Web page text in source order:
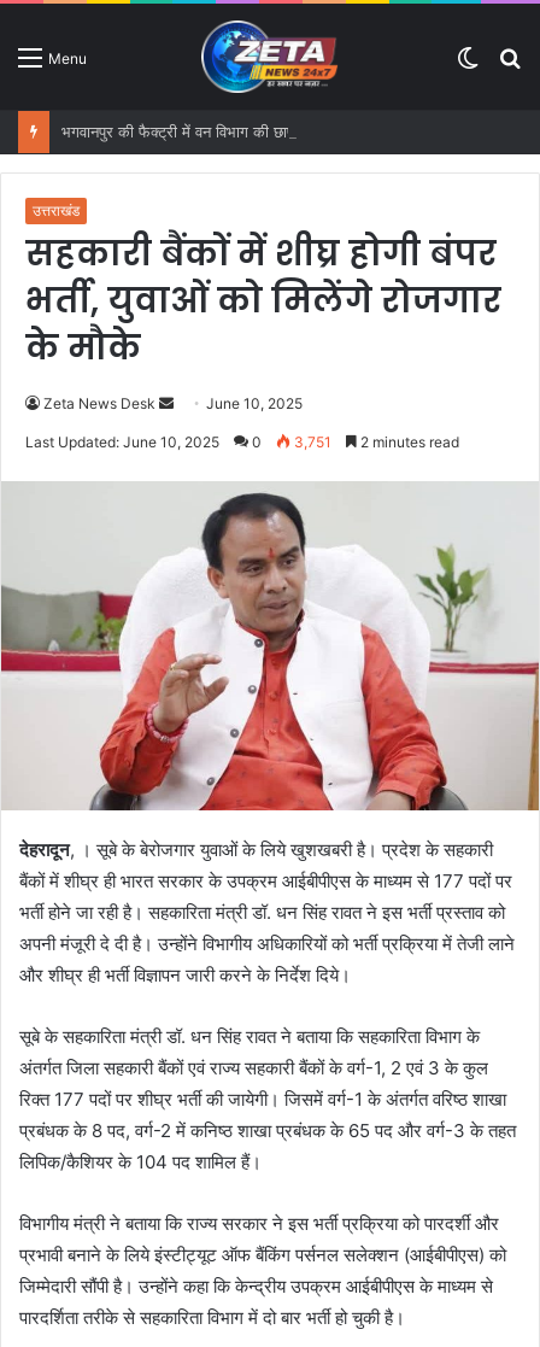
Menu
Switch
उत्तराखंड
सहकारी बैंकों में शीघ्र होगी बंपर
भर्ती, युवाओं को मिलेंगे रोजगार
के मौके
Zeta News Desk
e
n
a
i
l
June 10, 2025
Last Updated: June 10, 2025 0 3,751 2 minutes read
देहरादून, । सूबे के बेरोजगार युवाओं के लिये खुशखबरी है। प्रदेश के सहकारी
बैंकों में शीघ्र ही भारत सरकार के उपक्रम आईबीपीएस के माध्यम से 177 पदों पर
भर्ती होने जा रही है। सहकारिता मंत्री डॉ. धन सिंह रावत ने इस भर्ती प्रस्ताव को
अपनी मंजूरी दे दी है। उन्होंने विभागीय अधिकारियों को भर्ती प्रक्रिया में तेजी लाने
और शीघ्र ही भर्ती विज्ञापन जारी करने के निर्देश दिये।
सूबे के सहकारिता मंत्री डॉ. धन सिंह रावत ने बताया कि सहकारिता विभाग के
अंतर्गत जिला सहकारी बैंकों एवं राज्य सहकारी बैंकों के वर्ग-1, 2 एवं 3 के कुल
रिक्त 177 पदों पर शीघ्र भर्ती की जायेगी। जिसमें वर्ग-1 के अंतर्गत वरिष्ठ शाखा
प्रबंधक के 8 पद, वर्ग-2 में कनिष्ठ शाखा प्रबंधक के 65 पद और वर्ग-3 के तहत
लिपिक/कैशियर के 104 पद शामिल हैं।
विभागीय मंत्री ने बताया कि राज्य सरकार ने इस भर्ती प्रक्रिया को पारदर्शी और
प्रभावी बनाने के लिये इंस्टीट्यूट ऑफ बैंकिंग पर्सनल सलेक्शन (आईबीपीएस) को
जिम्मेदारी सौंपी है। उन्होंने कहा कि केन्द्रीय उपक्रम आईबीपीएस के माध्यम से
पारदर्शिता तरीके से सहकारिता विभाग में दो बार भर्ती हो चुकी है।